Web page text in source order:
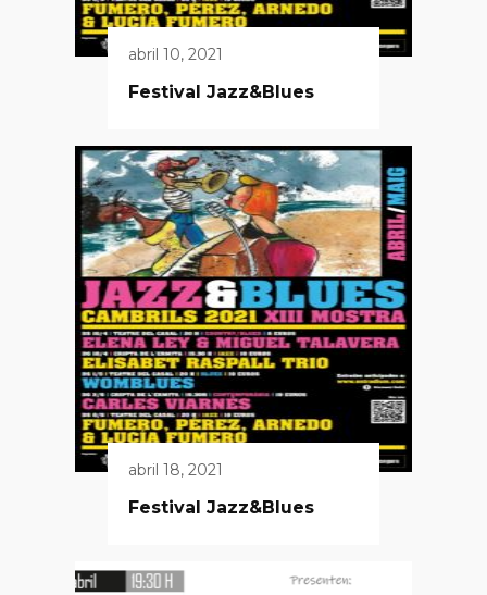
abril 10, 2021
Festival Jazz&Blues
abril 18, 2021
Festival Jazz&Blues